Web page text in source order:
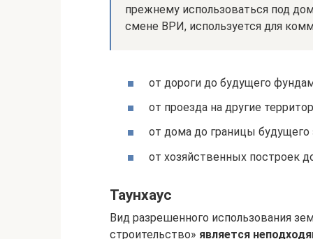
прежнему использоваться под
смене ВРИ, используется для
от дороги до будущего
от проезда на другие
от дома до границы будущего
от хозяйственных построек
Таунхаус
Вид разрешенного использования
строительство» является